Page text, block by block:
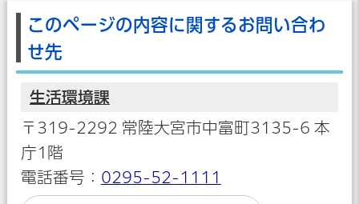
このページの内容に関するお問い合わ
せ先
生活環境課
〒319-2292 常陸大宮市中富町3135-6 本
庁1階
電話番号： 0295-52-1111